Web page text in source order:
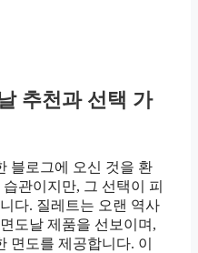
추천과 선택 가
블로그에 오신 것을 환
관이지만, 그 선택이 피
다. 질레트는 오랜 역사
도날 제품을 선보이며,
면도를 제공합니다. 이